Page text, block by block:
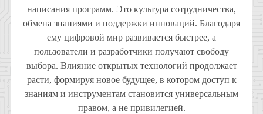
написания программ. Это культура сотрудничества,
обмена знаниями и поддержки инноваций. Благодаря
ему цифровой мир развивается быстрее, а
пользователи и разработчики получают свободу
выбора. Влияние открытых технологий продолжает
расти, формируя новое будущее, в котором доступ к
знаниям и инструментам становится универсальным
правом, а не привилегией.